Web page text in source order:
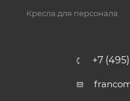
Кресла для персонала
+7